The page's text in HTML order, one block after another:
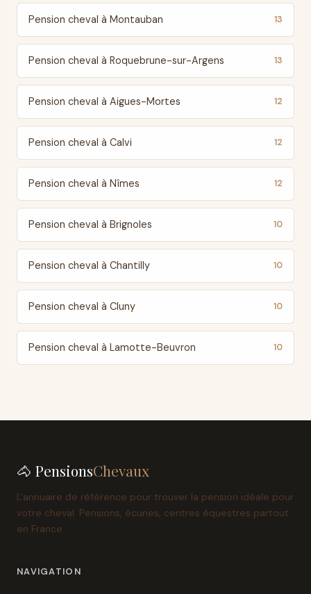
Pension cheval à Montauban 13
Pension cheval à Roquebrune-sur-Argens 13
Pension cheval à Aigues-Mortes 12
Pension cheval à Calvi 12
Pension cheval à Nîmes 12
Pension cheval à Brignoles 10
Pension cheval à Chantilly 10
Pension cheval à Cluny 10
Pension cheval à Lamotte-Beuvron 10
🐴 PensionsChevaux
L'annuaire de référence pour trouver la pension idéale pour
votre cheval. Pensions, écuries, centres équestres partout
en France.
NAVIGATION